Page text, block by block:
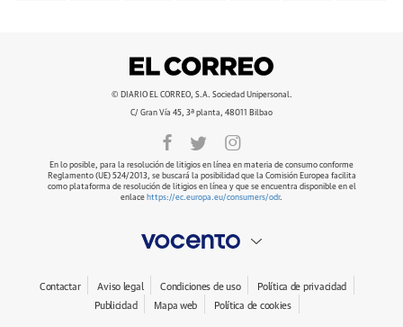
© DIARIO EL CORREO, S.A. Sociedad Unipersonal.
C/ Gran Vía 45, 3ª planta, 48011 Bilbao
En lo posible, para la resolución de litigios en línea en materia de consumo conforme
Reglamento (UE) 524/2013, se buscará la posibilidad que la Comisión Europea facilita
como plataforma de resolución de litigios en línea y que se encuentra disponible en el
enlace https://ec.europa.eu/consumers/odr.
Contactar Aviso legal Condiciones de uso
Política de privacidad
Publicidad
Mapa web Política de cookies